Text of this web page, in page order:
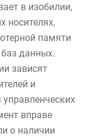
в изобилии,
носителях,
памяти
баз данных.
зависят
и
вправе
о наличии